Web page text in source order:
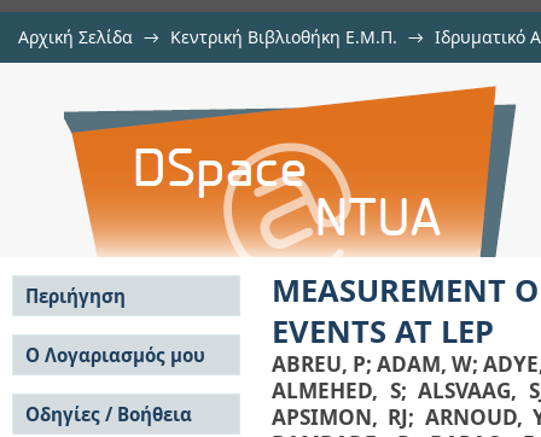
Αρχική Σελίδα → Κεντρική Βιβλιοθήκη Ε.Μ.Π. → Ιδρυματικό
MEASUREMENT OF THE TRIPLE-
MEASUREMENT
EVENTS AT LEP
ABREU, P;ADAM, W;
ALMEHED, S;ALSVAAG,
APSIMON, RJ; ARNOUD,
Περιήγηση
Σε όλο το DSpace
Κοινότητες & Συλλογές
Ανά Ημερομηνία
Έκδοσης
Ο Λογαριασμός μου
Σύνδεση
Εγγραφή
Οδηγίες / Βοήθεια